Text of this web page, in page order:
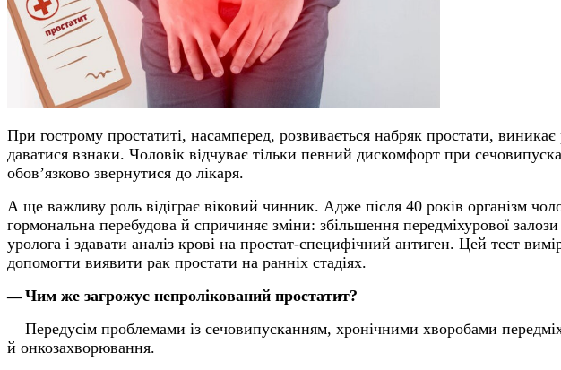
При гострому простатиті, насамперед, розвивається набряк простати,
даватися взнаки. Чоловік відчуває тільки певний дискомфорт при
обов’язково звернутися до лікаря.
А ще важливу роль відіграє віковий чинник. Адже після 40 років організм
гормональна перебудова й спричиняє зміни: збільшення передміхурової
уролога і здавати аналіз крові на простат-специфічний антиген. Цей тест
допомогти виявити рак простати на ранніх стадіях.
—Чим же загрожує непролікований простатит?
— Передусім проблемами із сечовипусканням, хронічними хворобами
й онкозахворювання.